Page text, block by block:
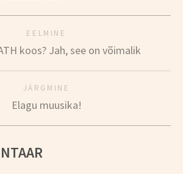
EELMINE
koos? Jah, see on võimalik
JÄRGMINE
Elagu muusika!